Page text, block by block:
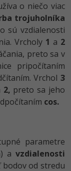
o niečo viac
trojuholníka
sú vzdialenosti
Vrcholy 1 a 2
preto sa v
pripočítaním
Vrchol3
2, preto sa jeho
cos.
parametre
avzdialenosti
bodov od stredu